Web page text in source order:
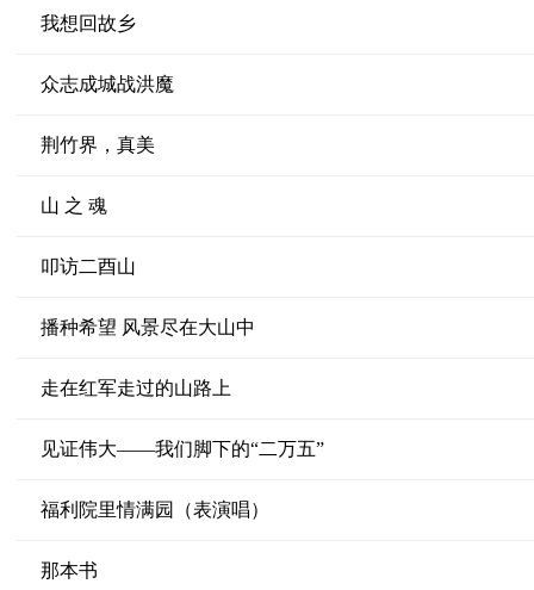
我想回故乡
众志成城战洪魔
荆竹界，真美
山 之 魂
叩访二酉山
播种希望 风景尽在大山中
走在红军走过的山路上
见证伟大——我们脚下的“二万五”
福利院里情满园（表演唱）
那本书